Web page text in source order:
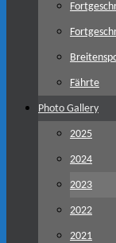
Fährte
Photo Gallery
2025
2024
2023
2022
2021